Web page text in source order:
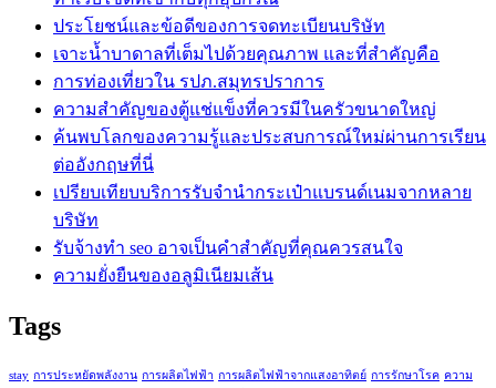
ประโยชน์และข้อดีของการจดทะเบียนบริษัท
เจาะน้ำบาดาลที่เต็มไปด้วยคุณภาพ และที่สำคัญคือ
การท่องเที่ยวใน รปภ.สมุทรปราการ
ความสำคัญของตู้แช่แข็งที่ควรมีในครัวขนาดใหญ่
ค้นพบโลกของความรู้และประสบการณ์ใหม่ผ่านการเรียน
ต่ออังกฤษที่นี่
เปรียบเทียบบริการรับจำนำกระเป๋าแบรนด์เนมจากหลาย
บริษัท
รับจ้างทำ seo อาจเป็นคำสำคัญที่คุณควรสนใจ
ความยั่งยืนของอลูมิเนียมเส้น
Tags
stay การประหยัดพลังงาน การผลิตไฟฟ้า การผลิตไฟฟ้าจากแสงอาทิตย์ การรักษาโรค ความ